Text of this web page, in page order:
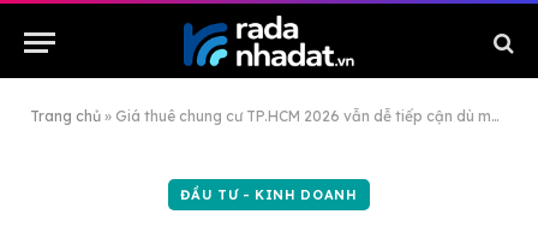
Trang chủ » Giá thuê chung cư TP.HCM 2026 vẫn dễ tiếp cận dù mặt bằng giá bán liên tục leo thang
ĐẦU TƯ - KINH DOANH